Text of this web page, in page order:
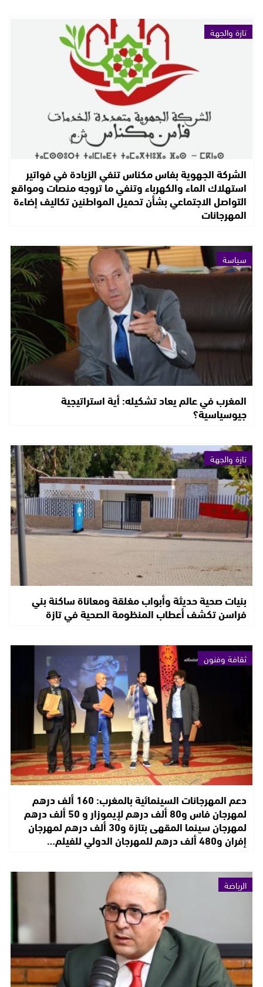
تازة والجهة
الشركة الجهوية بفاس مكناس تنفي الزيادة في فواتير
استهلاك الماء والكهرباء وتنفي ما تروجه منصات ومواقع
التواصل الاجتماعي بشأن تحميل المواطنين تكاليف إضاءة
المهرجانات
سياسة
المغرب في عالم يعاد تشكيله: أية استراتيجية
جيوسياسية؟
تازة والجهة
بنيات صحية حديثة وأبواب مغلقة ومعاناة ساكنة بني
فراسن تكشف أعطاب المنظومة الصحية في تازة
ثقافة وفنون
دعم المهرجانات السينمائية بالمغرب: 160 ألف درهم
لمهرجان فاس و80 ألف درهم لإيموزار و 50 ألف درهم
لمهرجان سينما المقهى بتازة و30 ألف درهم لمهرجان
إفران و480 ألف درهم للمهرجان الدولي للفيلم…
الرياضة